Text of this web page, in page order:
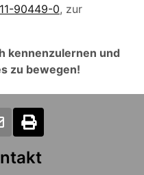
90449-0, zur
kennenzulernen und
zu bewegen!